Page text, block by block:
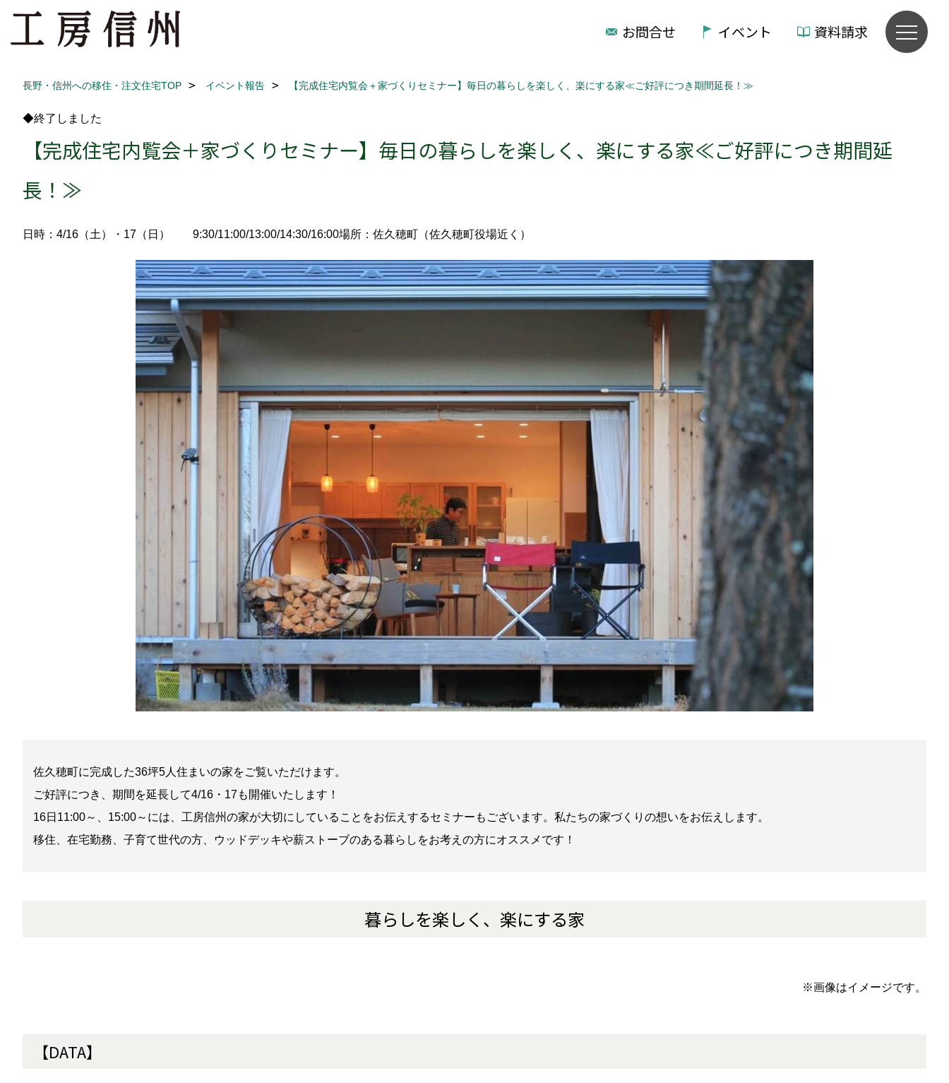
お問合せ イベント 資料請求
長野・信州への移住・注文住宅TOP イベント報告 【完成住宅内覧会＋家づくりセミナー】毎日の暮らしを楽しく、楽にする家≪ご好評につき期間延長！≫
◆終了しました
【完成住宅内覧会＋家づくりセミナー】毎日の暮らしを楽しく、楽にする家≪ご好評につき期間延
長！≫
日時：4/16（土）・17（日） 9:30/11:00/13:00/14:30/16:00場所：佐久穂町（佐久穂町役場近く）
佐久穂町に完成した36坪5人住まいの家をご覧いただけます。
ご好評につき、期間を延長して4/16・17も開催いたします！
16日11:00～、15:00～には、工房信州の家が大切にしていることをお伝えするセミナーもございます。私たちの家づくりの想いをお伝えします。
移住、在宅勤務、子育て世代の方、ウッドデッキや薪ストーブのある暮らしをお考えの方にオススメです！
暮らしを楽しく、楽にする家
※画像はイメージです。
【DATA】